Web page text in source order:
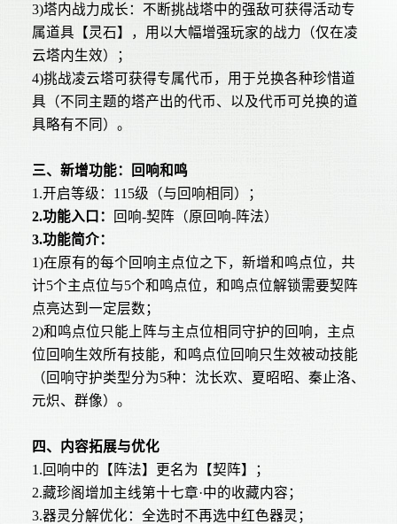
3)塔内战力成长：不断挑战塔中的强敌可获得活动专
属道具【灵石】，用以大幅增强玩家的战力（仅在凌
云塔内生效）；
4)挑战凌云塔可获得专属代币，用于兑换各种珍惜道
具（不同主题的塔产出的代币、以及代币可兑换的道
具略有不同）。
三、新增功能：回响和鸣
1.开启等级：115级（与回响相同）；
2.功能入口：
回响-契阵（原回响-阵法）
3.功能简介：
1)在原有的每个回响主点位之下，新增和鸣点位，共
计5个主点位与5个和鸣点位，和鸣点位解锁需要契阵
点亮达到一定层数；
2)和鸣点位只能上阵与主点位相同守护的回响，主点
位回响生效所有技能，和鸣点位回响只生效被动技能
（回响守护类型分为5种：沈长欢、夏昭昭、秦止洛、
元炽、群像）。
四、内容拓展与优化
1.回响中的【阵法】更名为【契阵】；
2.藏珍阁增加主线第十七章·中的收藏内容；
3.器灵分解优化：全选时不再选中红色器灵；